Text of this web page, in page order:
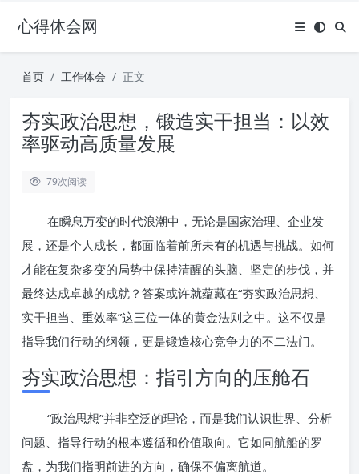
心得体会网
首页 工作体会 正文
夯实政治思想，锻造实干担当：以效
率驱动高质量发展
79次阅读
在瞬息万变的时代浪潮中，无论是国家治理、企业发
展，还是个人成长，都面临着前所未有的机遇与挑战。如何
才能在复杂多变的局势中保持清醒的头脑、坚定的步伐，并
最终达成卓越的成就？答案或许就蕴藏在“夯实政治思想、
实干担当、重效率”这三位一体的黄金法则之中。这不仅是
指导我们行动的纲领，更是锻造核心竞争力的不二法门。
夯实政治思想：指引方向的压舱石
“政治思想”并非空泛的理论，而是我们认识世界、分析
问题、指导行动的根本遵循和价值取向。它如同航船的罗
盘，为我们指明前进的方向，确保不偏离航道。